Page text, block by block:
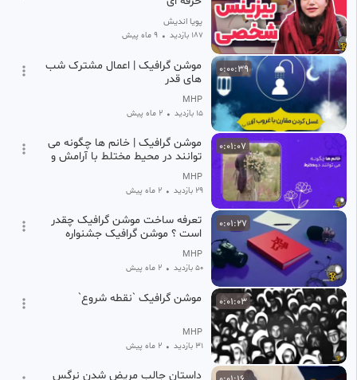
پویا اندیش
187 بازدید • 9 ماه پیش
0:00:39
موشن گرافیک | اعمال مشترک شب
های قدر
MHP
15 بازدید • 2 ماه پیش
0:01:07
موشن گرافیک | خانم ها چگونه می
توانند در محیط مختلط با آرامش و
بدون حاشیه کار کنند؟
MHP
29 بازدید • 2 ماه پیش
0:01:27
تعرفه ساخت موشن گرافیک چقدر
است ؟ موشن گرافیک جشنواره
کتاب و رسانه | بیاسا
MHP
50 بازدید • 2 ماه پیش
0:01:03 موشن گرافیک `نقطه شروع`
MHP
31 بازدید • 2 ماه پیش
داستان جالب مریض شدن نرگس